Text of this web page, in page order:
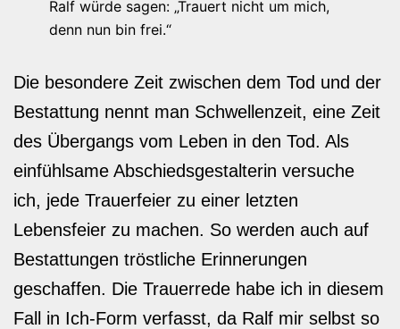
Ralf würde sagen: „Trauert nicht um mich,
denn nun bin frei.“
Die besondere Zeit zwischen dem Tod und der
Bestattung nennt man Schwellenzeit, eine Zeit
des Übergangs vom Leben in den Tod. Als
einfühlsame Abschiedsgestalterin versuche
ich, jede Trauerfeier zu einer letzten
Lebensfeier zu machen. So werden auch auf
Bestattungen tröstliche Erinnerungen
geschaffen. Die Trauerrede habe ich in diesem
Fall in Ich-Form verfasst, da Ralf mir selbst so